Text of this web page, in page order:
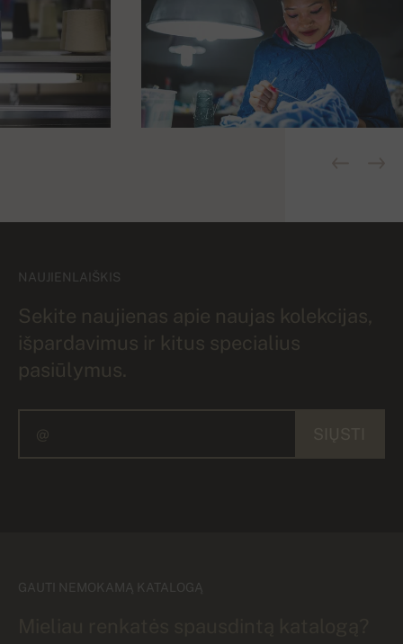
NAUJIENLAIŠKIS
Sekite naujienas apie naujas kolekcijas,
išpardavimus ir kitus specialius
pasiūlymus.
GAUTI NEMOKAMĄ KATALOGĄ